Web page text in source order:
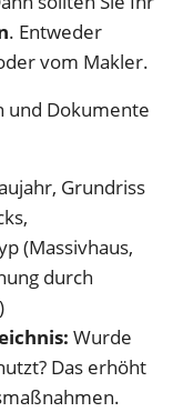
. Entweder
vom Makler.
und Dokumente
Grundriss
(Massivhaus,
durch
Wurde
Das erhöht